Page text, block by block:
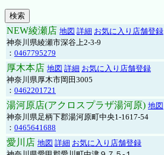
NEW綾瀬店 地図 詳細 お気に入り店舗登録
神奈川県綾瀬市深谷上2-3-9
： 0467795279
厚木本店 地図 詳細 お気に入り店舗登録
神奈川県厚木市岡田3005
： 0462201721
湯河原店(アクロスプラザ湯河原) 地図
神奈川県足柄下郡湯河原町中央1-1617-54
： 0465641688
愛川店 地図 詳細 お気に入り店舗登録